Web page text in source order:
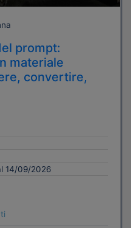
prompt:
materiale
convertire,
14/09/2026